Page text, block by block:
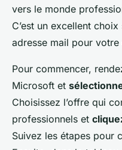
vers le monde
C’est un excellent
adresse mail pour votre
Pour commencer,
Microsoft et
Choisissez l’offre qui
professionnels et
Suivez les étapes pour